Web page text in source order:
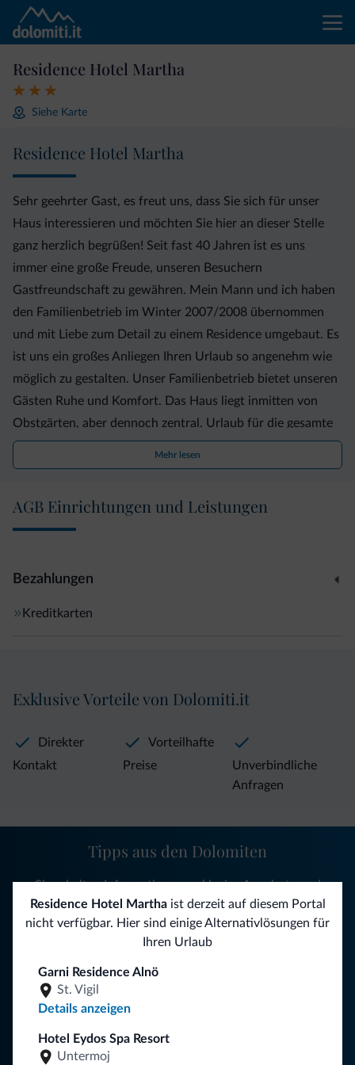
Residence Hotel Martha
Siehe Karte
Residence Hotel Martha
Sehr geehrter Gast, es freut uns, dass Sie sich für unser
Haus interessieren und möchten Sie hier an dieser Stelle
ganz herzlich begrüßen! Seit fast 40 Jahren ist es uns
immer eine große Freude, unseren Besuchern
Gastfreundschaft zu gewähren. Mein Mann und ich haben
den Familienbetrieb im Winter 2007/2008 übernommen
und mit Liebe zum Detail zu einem Residence umgebaut. Es
ist uns ein großes Anliegen Ihren Urlaub so angenehm wie
möglich zu gestalten. Unser Familienbetrieb bietet unseren
Gästen Ruhe und Komfort. Das Haus liegt inmitten von
Obstgärten, aber dennoch zentral. Urlaub für die gesamte
Familie. Für unsere kleinen Gäste steht ein schöner
Kinderspielplatz zur Verfügung, während sich die Eltern in
ausruhen.
Mehr lesen
AGB Einrichtungen und Leistungen
Bezahlungen
Kreditkarten
Residence Hotel Marthaist derzeit auf diesem Portal
nicht verfügbar. Hier sind einige Alternativlösungen für
Ihren Urlaub
Garni Residence Alnö
St. Vigil
Details anzeigen
Hotel Eydos Spa Resort
Untermoj
Exklusive Vorteile von Dolomiti.it
Direkter
Kontakt
Vorteilhafte
Preise
Unverbindliche
Anfragen
Tipps aus den Dolomiten
Sie erhalten Informationen, exklusive Angebote und
Neuigkeiten für Ihren Urlaub in den Dolomiten.
NEWSLETTER ABONNIEREN